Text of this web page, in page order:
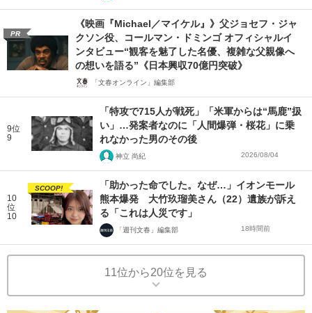
PR
《映画『Michael／マイケル』》父ジョセフ・ジャ
クソン役、コールマン・ドミンゴ オフィシャルイ
ンタビュー“観客を魅了した名優、複雑な父親像へ
の想いを語る”《日本興収70億円突破》
「文春オンライン」編集部
9位
9
「特攻で715人が戦死」「米軍からは“馬鹿”扱
い」…発案者なのに「人間爆弾・桜花」に乗
れなかった男のその後
神立 尚紀 2026/08/04
10
位
10
SCOOP!
「助かった命でした。なぜ…」イオンモール
熊本爆発 大竹玖瑠美さん（22）遺族が訴え
る「これは人災です」
「週刊文春」編集部 18時間前
11位から20位を見る